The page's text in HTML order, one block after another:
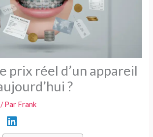
prix réel d’un appareil
?
/ Par Frank